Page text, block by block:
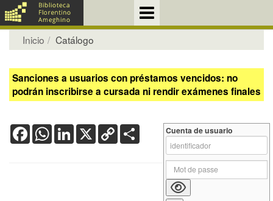
Inicio Catálogo
Sanciones a usuarios con préstamos vencidos: no
podrán inscribirse a cursada ni rendir exámenes finales
FacebookWhatsApp
LinkedIn
X Copy
Link
Cuenta de usuario